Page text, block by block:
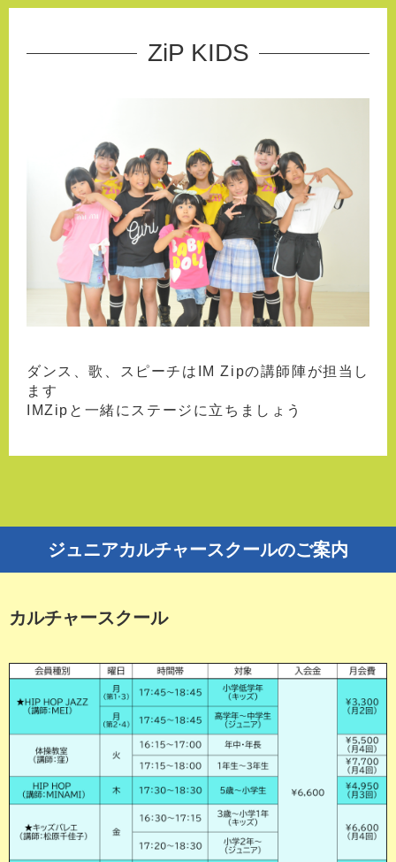
ZiP KIDS
ダンス、歌、スピーチはIM Zipの講師陣が担当し
ます
IMZipと一緒にステージに立ちましょう
ジュニアカルチャースクールのご案内
カルチャースクール